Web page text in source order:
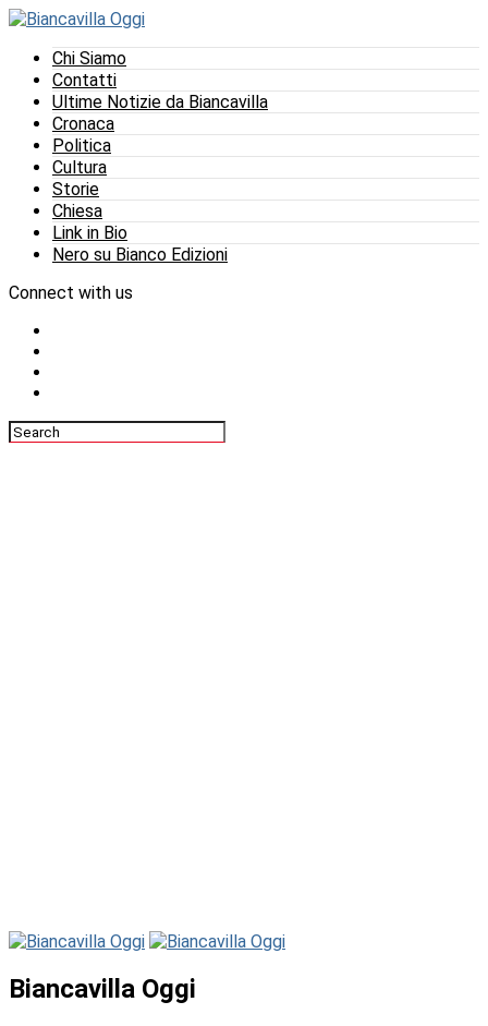
Chi Siamo
Contatti
Ultime Notizie da Biancavilla
Cronaca
Politica
Cultura
Storie
Chiesa
Link in Bio
Nero su Bianco Edizioni
Connect with us
Biancavilla Oggi